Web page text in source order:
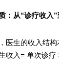
：从“诊疗收入
生的收入结构
收入= 单次诊疗